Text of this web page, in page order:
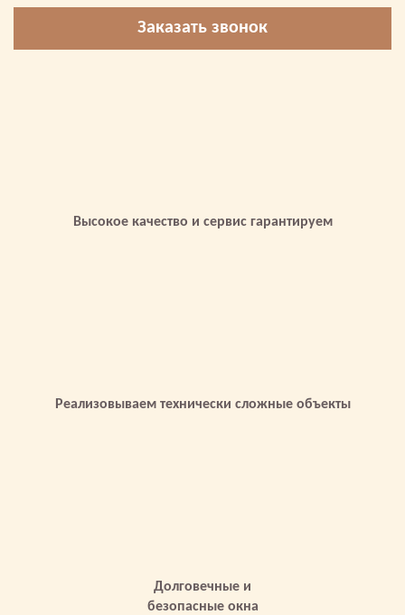
Заказать звонок
Высокое качество и сервис гарантируем
Реализовываем технически сложные объекты
Долговечные и
безопасные окна